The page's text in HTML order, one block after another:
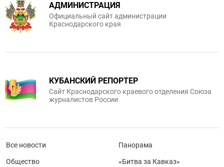
АДМИНИСТРАЦИЯ
Официальный сайт администрации
Краснодарского края
КУБАНСКИЙ РЕПОРТЕР
Сайт Краснодарского краевого отделения Союза
журналистов России
Все новости
Общество
Панорама
«Битва за Кавказ»